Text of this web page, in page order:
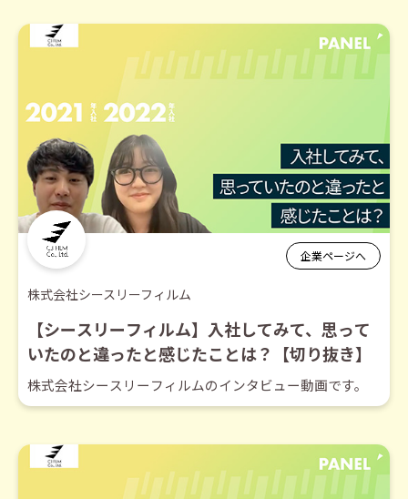
企業ページへ
株式会社シースリーフィルム
【シースリーフィルム】入社してみて、思って
いたのと違ったと感じたことは？【切り抜き】
株式会社シースリーフィルムのインタビュー動画です。